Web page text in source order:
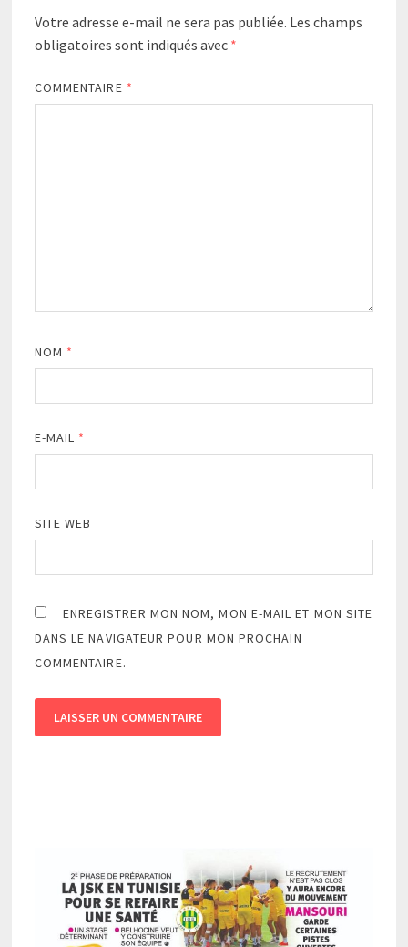
Votre adresse e-mail ne sera pas publiée. Les champs
obligatoires sont indiqués avec *
COMMENTAIRE *
NOM *
E-MAIL *
SITE WEB
ENREGISTRER MON NOM, MON E-MAIL ET MON SITE
DANS LE NAVIGATEUR POUR MON PROCHAIN
COMMENTAIRE.